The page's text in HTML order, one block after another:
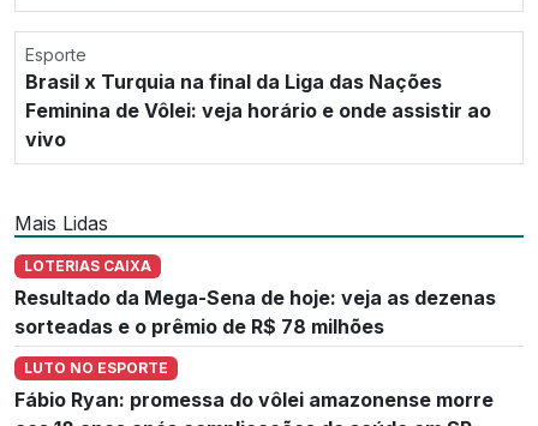
Esporte
Brasil x Turquia na final da Liga das Nações
Feminina de Vôlei: veja horário e onde assistir ao
vivo
Mais Lidas
LOTERIAS CAIXA
Resultado da Mega-Sena de hoje: veja as dezenas
sorteadas e o prêmio de R$ 78 milhões
LUTO NO ESPORTE
Fábio Ryan: promessa do vôlei amazonense morre